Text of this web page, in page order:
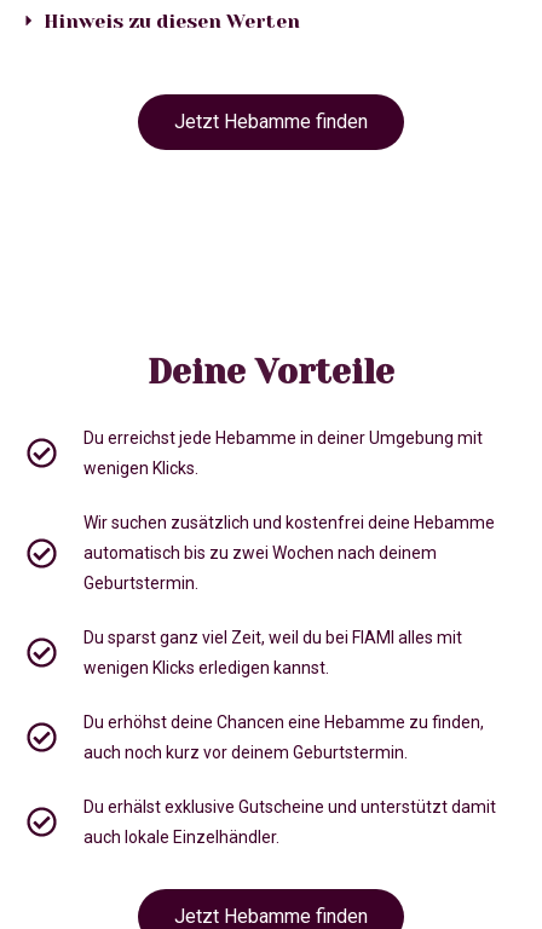
Hinweis zu diesen Werten
Jetzt Hebamme finden
Deine Vorteile
Du erreichst jede Hebamme in deiner Umgebung mit
wenigen Klicks.
Wir suchen zusätzlich und kostenfrei deine Hebamme
automatisch bis zu zwei Wochen nach deinem
Geburtstermin.
Du sparst ganz viel Zeit, weil du bei FIAMI alles mit
wenigen Klicks erledigen kannst.
Du erhöhst deine Chancen eine Hebamme zu finden,
auch noch kurz vor deinem Geburtstermin
Du erhälst exklusive Gutscheine und unterstützt damit
auch lokale Einzelhändler.
Jetzt Hebamme finden